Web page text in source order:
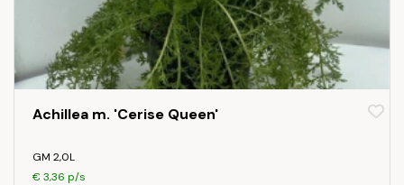
Achillea m. 'Cerise Queen'
GM 2,0L
€ 3,36 p/s